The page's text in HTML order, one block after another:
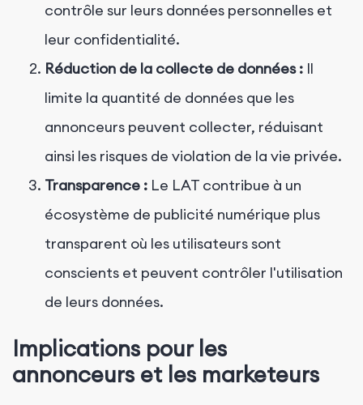
contrôle sur leurs données personnelles et
leur confidentialité.
Réduction de la collecte de données : Il
limite la quantité de données que les
annonceurs peuvent collecter, réduisant
ainsi les risques de violation de la vie privée.
Transparence : Le LAT contribue à un
écosystème de publicité numérique plus
transparent où les utilisateurs sont
conscients et peuvent contrôler l'utilisation
de leurs données.
Implications pour les
annonceurs et les marketeurs